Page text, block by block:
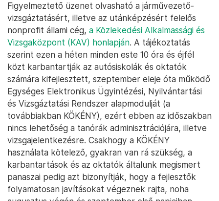
Figyelmeztető üzenet olvasható a járművezető-
vizsgáztatásért, illetve az utánképzésért felelős
nonprofit állami cég, a Közlekedési Alkalmassági és
Vizsgaközpont (KAV) honlapján. A tájékoztatás
szerint ezen a héten minden este 10 óra és éjfél
közt karbantartják az autósiskolák és oktatók
számára kifejlesztett, szeptember eleje óta működő
Egységes Elektronikus Ügyintézési, Nyilvántartási
és Vizsgáztatási Rendszer alapmodulját (a
továbbiakban KÖKÉNY), ezért ebben az időszakban
nincs lehetőség a tanórák adminisztrációjára, illetve
vizsgajelentkezésre. Csakhogy a KÖKÉNY
használata kötelező, gyakran van rá szükség, a
karbantartások és az oktatók általunk megismert
panaszai pedig azt bizonyítják, hogy a fejlesztők
folyamatosan javításokat végeznek rajta, noha